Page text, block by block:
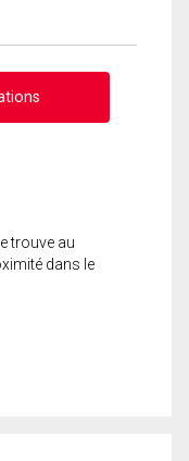
trouve au
dans le